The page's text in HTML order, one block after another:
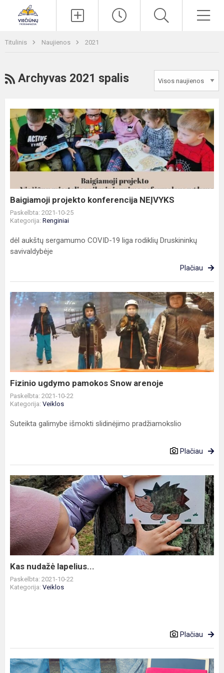
Titulinis Naujienos 2021
RSS
Archyvas 2021 spalis
Baigiamoji
projekto
konferencija
NEĮVYKS
Baigiamoji projekto konferencija NEĮVYKS
Paskelbta: 2021-10-25
Kategorija: Renginiai
dėl aukštų sergamumo COVID-19 liga rodiklių Druskininkų
savivaldybėje
Plačiau
Fizinio
ugdymo
pamokos
Snow
Fizinio ugdymo pamokos Snow arenoje
Paskelbta: 2021-10-22
Kategorija: Veiklos
Suteikta galimybe išmokti slidinėjimo pradžiamokslio
Plačiau
Kas
nudažė
lapelius...
Kas nudažė lapelius...
Paskelbta: 2021-10-22
Kategorija: Veiklos
Plačiau
Informacija